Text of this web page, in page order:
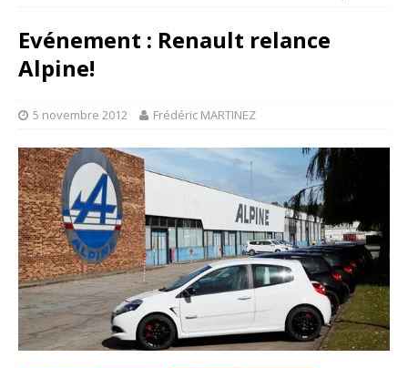
Evénement : Renault relance
Alpine!
5 novembre 2012 Frédéric MARTINEZ